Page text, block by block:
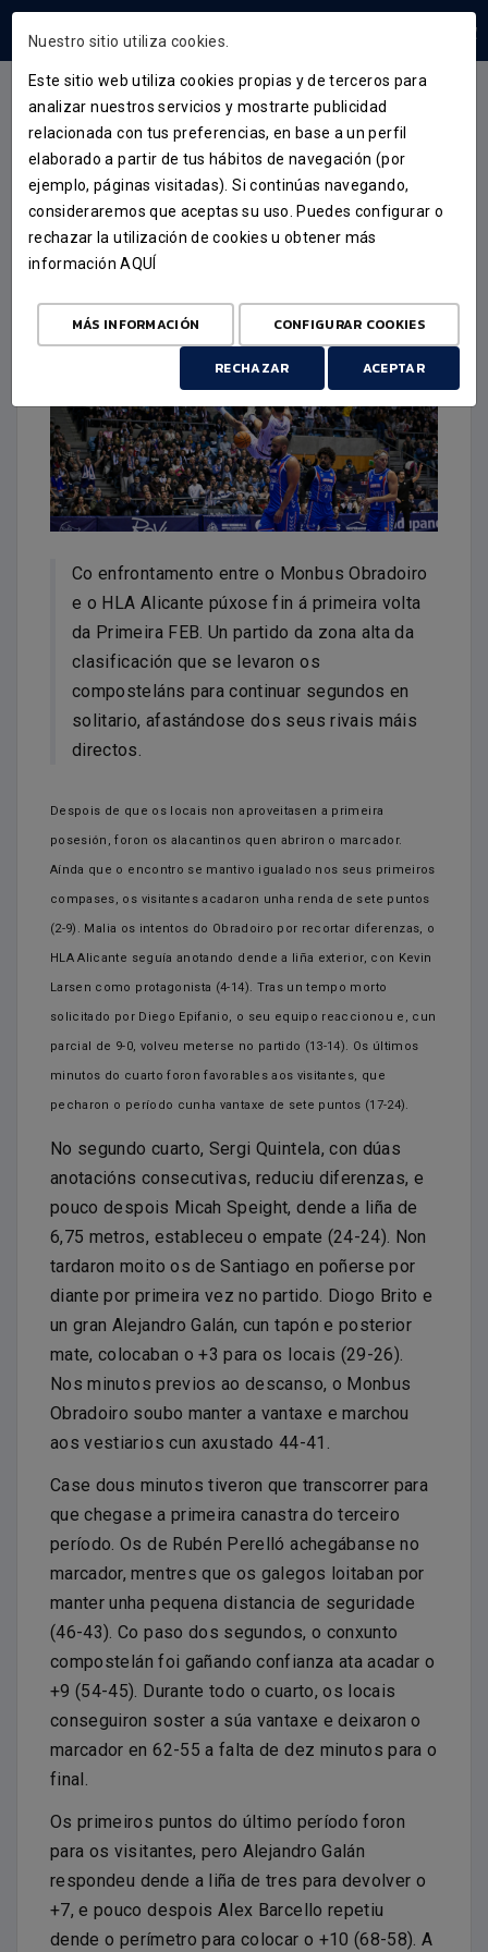
CRÓNICA
PECHE DA PRIMEIRA VOLTA
CON VITORIA
Co enfrontamento entre o Monbus Obradoiro
e o HLA Alicante púxose fin á primeira volta
da Primeira FEB. Un partido da zona alta da
clasificación que se levaron os
composteláns para continuar segundos en
solitario, afastándose dos seus rivais máis
directos.
Despois de que os locais non aproveitasen a primeira
posesión, foron os alacantinos quen abriron o marcador.
Aínda que o encontro se mantivo igualado nos seus primeiros
compases, os visitantes acadaron unha renda de sete puntos
(2-9). Malia os intentos do Obradoiro por recortar diferenzas, o
HLA Alicante seguía anotando dende a liña exterior, con Kevin
Larsen como protagonista (4-14). Tras un tempo morto
solicitado por Diego Epifanio, o seu equipo reaccionou e, cun
parcial de 9-0, volveu meterse no partido (13-14). Os últimos
minutos do cuarto foron favorables aos visitantes, que
pecharon o período cunha vantaxe de sete puntos (17-24).
No segundo cuarto, Sergi Quintela, con dúas
anotacións consecutivas, reduciu diferenzas, e
pouco despois Micah Speight, dende a liña de
6,75 metros, estableceu o empate (24-24). Non
tardaron moito os de Santiago en poñerse por
diante por primeira vez no partido. Diogo Brito e
un gran Alejandro Galán, cun tapón e posterior
mate, colocaban o +3 para os locais (29-26).
Nos minutos previos ao descanso, o Monbus
Obradoiro soubo manter a vantaxe e marchou
aos vestiarios cun axustado 44-41.
Case dous minutos tiveron que transcorrer para
que chegase a primeira canastra do terceiro
período. Os de Rubén Perelló achegábanse no
marcador, mentres que os galegos loitaban por
manter unha pequena distancia de seguridade
(46-43). Co paso dos segundos, o conxunto
compostelán foi gañando confianza ata acadar o
+9 (54-45). Durante todo o cuarto, os locais
conseguiron soster a súa vantaxe e deixaron o
marcador en 62-55 a falta de dez minutos para o
final.
Os primeiros puntos do último período foron
para os visitantes, pero Alejandro Galán
respondeu dende a liña de tres para devolver o
+7, e pouco despois Alex Barcello repetiu
dende o perímetro para colocar o +10 (68-58). A
Nuestro sitio utiliza cookies.
Este sitio web utiliza cookies propias y de terceros para
analizar nuestros servicios y mostrarte publicidad
relacionada con tus preferencias, en base a un perfil
elaborado a partir de tus hábitos de navegación (por
ejemplo, páginas visitadas). Si continúas navegando,
consideraremos que aceptas su uso. Puedes configurar o
rechazar la utilización de cookies u obtener más
informaciónAQUÍ
MÁS INFORMACIÓN CONFIGURAR COOKIES
RECHAZAR ACEPTAR